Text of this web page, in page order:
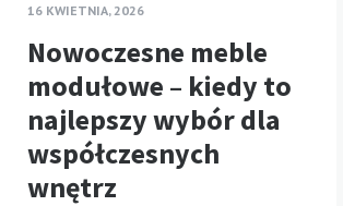
16 KWIETNIA, 2026
Nowoczesne meble
modułowe – kiedy to
najlepszy wybór dla
współczesnych
wnętrz